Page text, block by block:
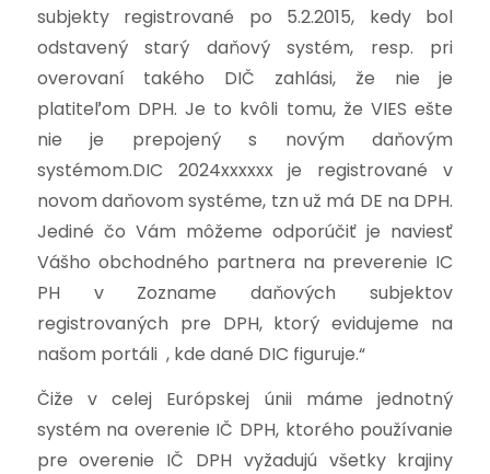
subjekty registrované po 5.2.2015, kedy bol
odstavený starý daňový systém, resp. pri
overovaní takého DIČ zahlási, že nie je
platiteľom DPH. Je to kvôli tomu, že VIES ešte
nie je prepojený s novým daňovým
systémom.DIC 2024xxxxxx je registrované v
novom daňovom systéme, tzn už má DE na DPH.
Jediné čo Vám môžeme odporúčiť je naviesť
Vášho obchodného partnera na preverenie IC
PH v Zozname daňových subjektov
registrovaných pre DPH, ktorý evidujeme na
našom portáli , kde dané DIC figuruje.“
Čiže v celej Európskej únii máme jednotný
systém na overenie IČ DPH, ktorého používanie
pre overenie IČ DPH vyžadujú všetky krajiny